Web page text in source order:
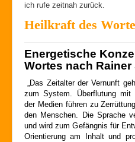
ich rufe zeitnah zurück.
Heilkraft des
Energetische
Wortes nach Rainer
„Das Zeitalter der Vernunft
zum System. Überflutung mit
der Medien führen zu
den Menschen. Die Sprache
und wird zum Gefängnis für
Orientierung am Inhalt und